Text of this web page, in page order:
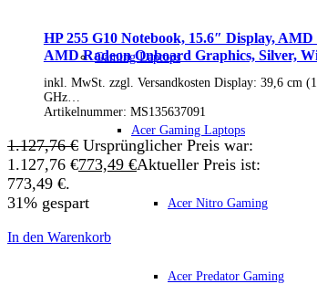
Gaming Laptops
Acer Gaming Laptops
Acer Nitro Gaming
Acer Predator Gaming
Dell PC
Alle Dell PCs anzeigen
DELL Professional PCs
DELL Workstations
Gigabyte PC
Hm24 PC
HP PC
Alle HP PCs anzeigen
OMEN PC
HP PC Zubehör
HP 255 G10 Notebook, 15.6″ Display,
AMD Radeon Onboard Graphics, Silver,
inkl. MwSt. zzgl. Versandkosten Display: 39,6 cm
GHz…
Artikelnummer: MS135637091
1.127,76€ Ursprünglicher Preis war:
1.127,76 €773,49 €Aktueller Preis ist:
773,49 €.
31% gespart
In den Warenkorb